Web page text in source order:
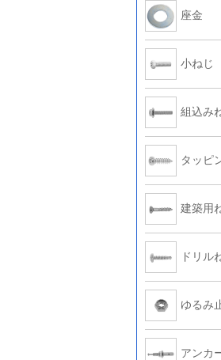
座金
小ねじ
組込み
タッピ
建築用
ドリル
ゆるみ
アンカ